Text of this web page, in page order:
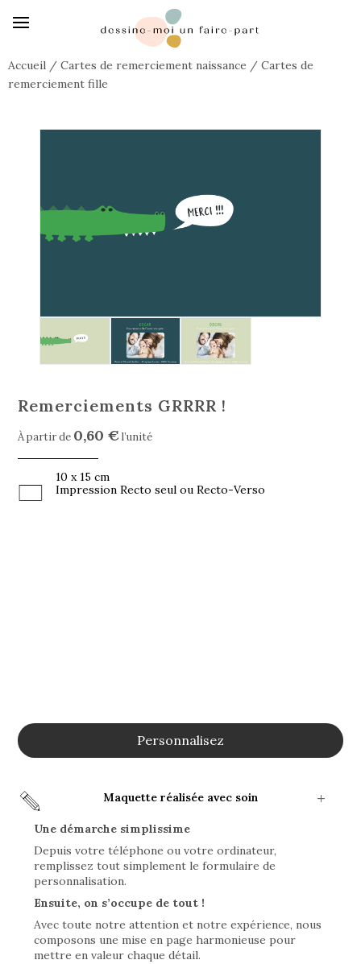
Accueil / Cartes de remerciement naissance / Cartes de
remerciement fille
Remerciements GRRRR !
À partir de 0,60 €l’unité
10 x 15 cm
Impression Recto seul ou Recto-Verso
Personnalisez
Maquette réalisée avec soin
Une démarche simplissime
Depuis votre téléphone ou votre ordinateur,
remplissez tout simplement le formulaire de
personnalisation.
Ensuite, on s’occupe de tout !
Avec toute notre attention et notre expérience, nous
composons une mise en page harmonieuse pour
mettre en valeur chaque détail.